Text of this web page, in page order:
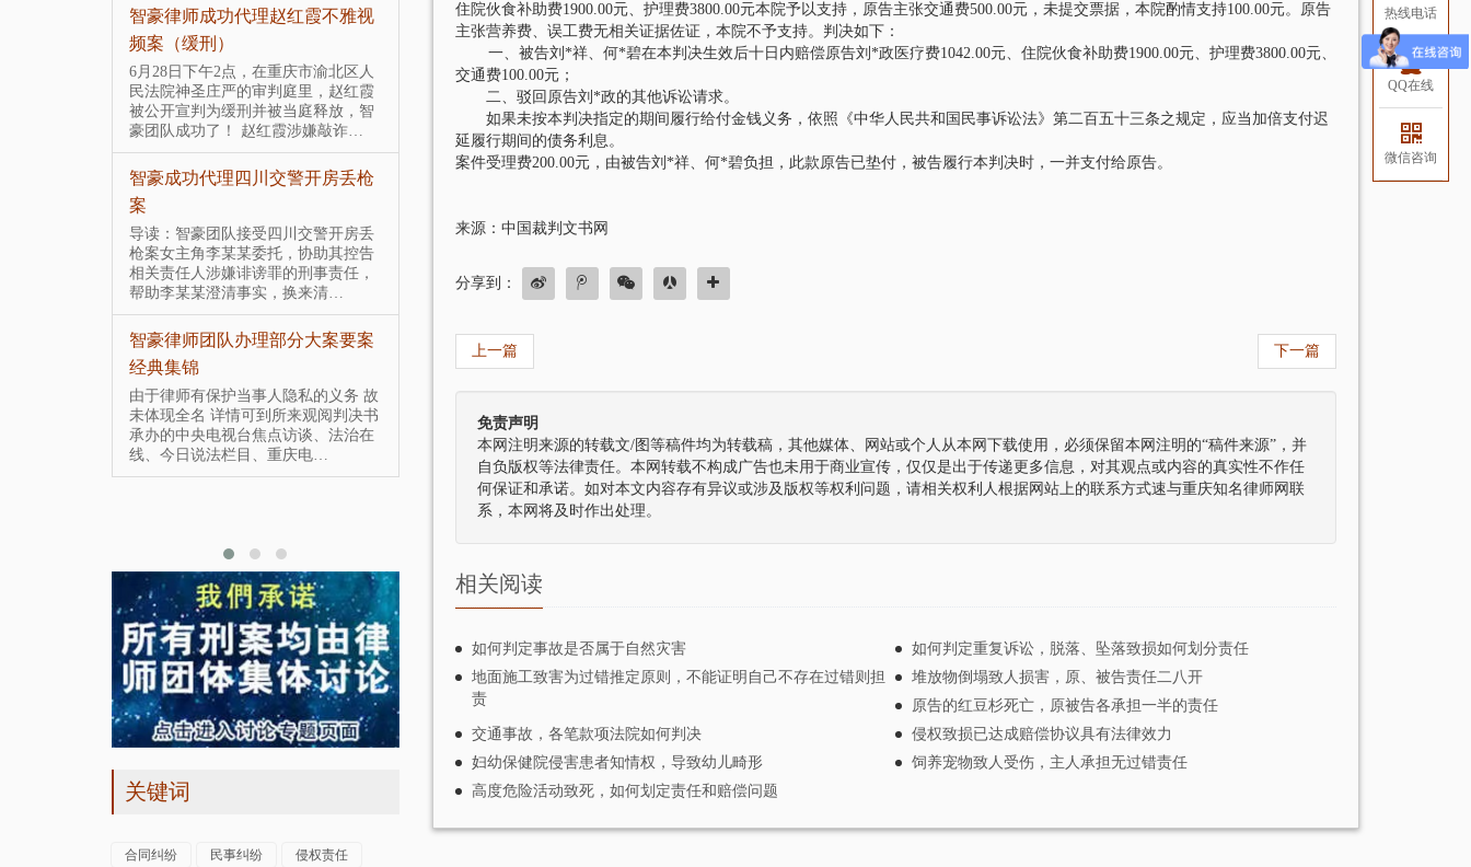
智豪律师成功代理赵红霞不雅视
频案（缓刑）
6月28日下午2点，在重庆市渝北区人
民法院神圣庄严的审判庭里，赵红霞
被公开宣判为缓刑并被当庭释放，智
豪团队成功了！ 赵红霞涉嫌敲诈…
智豪成功代理四川交警开房丢枪
案
导读：智豪团队接受四川交警开房丢
枪案女主角李某某委托，协助其控告
相关责任人涉嫌诽谤罪的刑事责任，
帮助李某某澄清事实，换来清…
智豪律师团队办理部分大案要案
经典集锦
由于律师有保护当事人隐私的义务 故
未体现全名 详情可到所来观阅判决书
承办的中央电视台焦点访谈、法治在
线、今日说法栏目、重庆电…
智豪团队代理刘汉、刘维全国特
大涉黑上诉系列案一主犯二审辩
导读：智豪团队接受刘汉、刘维全国
特大涉黑上诉系列案中主犯田某某家
属的委托，担任田某某涉嫌参加黑社
会性质组织罪、故意杀人罪一…
照门案女主角委托， 担任其自诉代理
人，控告厦门大学教授纪某某涉嫌 重
智豪成功代理四川送“不作为”锦
2016年8月20日，星期六，因为与本村
8位村民给镇政府和三台县环保局送不
作为锦旗，冯某已被刑事拘留十天
了。冯某的妻子谢某担心身在看守…
关键词
合同纠纷 民事纠纷 侵权责任
住院伙食补助费1900.00元、护理费3800.00元本院予以支持，原告主张交通费500.00元，未提交票据，本院酌情支持100.00元。原告
主张营养费、误工费无相关证据佐证，本院不予支持。判决如下：
一、被告刘*祥、何*碧在本判决生效后十日内赔偿原告刘*政医疗费1042.00元、住院伙食补助费1900.00元、护理费3800.00元、
交通费100.00元；
二、驳回原告刘*政的其他诉讼请求。
如果未按本判决指定的期间履行给付金钱义务，依照《中华人民共和国民事诉讼法》第二百五十三条之规定，应当加倍支付迟
延履行期间的债务利息。
案件受理费200.00元，由被告刘*祥、何*碧负担，此款原告已垫付，被告履行本判决时，一并支付给原告。
来源：中国裁判文书网
分享到：
上一篇 下一篇
免责声明
本网注明来源的转载文/图等稿件均为转载稿，其他媒体、网站或个人从本网下载使用，必须保留本网注明的“稿件来源”，并
自负版权等法律责任。本网转载不构成广告也未用于商业宣传，仅仅是出于传递更多信息，对其观点或内容的真实性不作任
何保证和承诺。如对本文内容存有异议或涉及版权等权利问题，请相关权利人根据网站上的联系方式速与重庆知名律师网联
系，本网将及时作出处理。
相关阅读
如何判定事故是否属于自然灾害
如何判定重复诉讼，脱落、坠落致损如何划分责任
地面施工致害为过错推定原则，不能证明自己不存在过错则担
责
堆放物倒塌致人损害，原、被告责任二八开
原告的红豆杉死亡，原被告各承担一半的责任
交通事故，各笔款项法院如何判决
侵权致损已达成赔偿协议具有法律效力
妇幼保健院侵害患者知情权，导致幼儿畸形
饲养宠物致人受伤，主人承担无过错责任
高度危险活动致死，如何划定责任和赔偿问题
热线电话
QQ在线
微信咨询